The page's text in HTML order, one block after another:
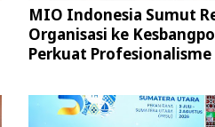
MIO Indonesia Sumut
Organisasi ke
Perkuat